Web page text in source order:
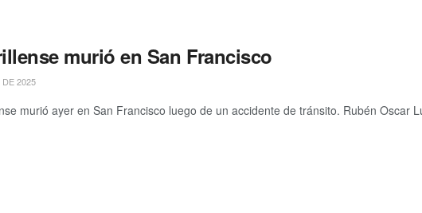
murió en San Francisco
2025
murió ayer en San Francisco luego de un accidente de tránsito. Rubén Oscar